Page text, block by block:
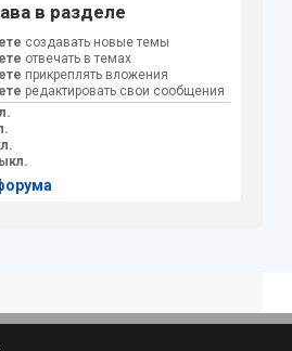
в разделе
создавать новые темы
отвечать в темах
прикреплять вложения
редактировать свои сообщения